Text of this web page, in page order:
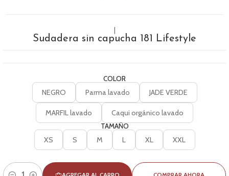
Sudadera sin capucha 181 Lifestyle
COLOR
NEGRO Parma lavado JADE VERDE
MARFIL lavado Caqui orgánico lavado
TAMAÑO
XS S M L XL XXL